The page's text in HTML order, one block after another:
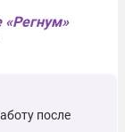
после